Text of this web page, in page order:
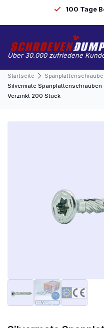
100 Tage
Über 30.000 zufriedene
Startseite
Silvermate
Verzinkt 200 Stück